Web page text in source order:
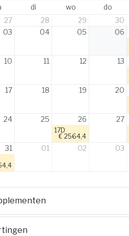
di wo do
27
28 29 30
03
04 05 06
10 11 12 13
17 18 19 20
24 25 26
17D
€ 2564,4
27
31 01 02 03